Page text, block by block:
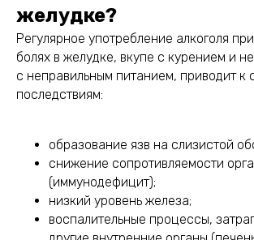
желудке?
Регулярное употребление алкоголя
болях в желудке, вкупе с курением и
с неправильным питанием, приводит
последствиям:
образование язв на слизистой
снижение сопротивляемости
(иммунодефицит);
низкий уровень железа;
воспалительные процессы,